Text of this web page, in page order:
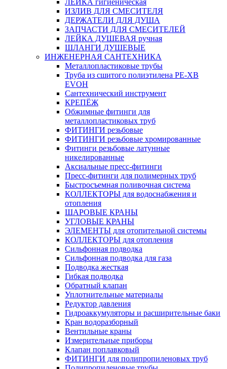
ЛЕЙКА гигиеническая
ИЗЛИВ ДЛЯ СМЕСИТЕЛЯ
ДЕРЖАТЕЛИ ДЛЯ ДУША
ЗАПЧАСТИ ДЛЯ СМЕСИТЕЛЕЙ
ЛЕЙКА ДУШЕВАЯ ручная
ШЛАНГИ ДУШЕВЫЕ
ИНЖЕНЕРНАЯ САНТЕХНИКА
Металлопластиковые трубы
Труба из сшитого полиэтилена PE-XB
EVOH
Сантехнический инструмент
КРЕПЁЖ
Обжимные фитинги для
металлопластиковых труб
ФИТИНГИ резьбовые
ФИТИНГИ резьбовые хромированные
Фитинги резьбовые латунные
никелированные
Аксиальные пресс-фитинги
Пресс-фитинги для полимерных труб
Быстросъемная поливочная система
КОЛЛЕКТОРЫ для водоснабжения и
отопления
ШАРОВЫЕ КРАНЫ
УГЛОВЫЕ КРАНЫ
ЭЛЕМЕНТЫ для отопительной системы
КОЛЛЕКТОРЫ для отопления
Сильфонная подводка
Cильфонная подводка для газа
Подводка жесткая
Гибкая подводка
Обратный клапан
Уплотнительные материалы
Редуктор давления
Гидроаккумуляторы и расширительные баки
Кран водоразборный
Вентильные краны
Измерительные приборы
Клапан поплавковый
ФИТИНГИ для полипропиленовых труб